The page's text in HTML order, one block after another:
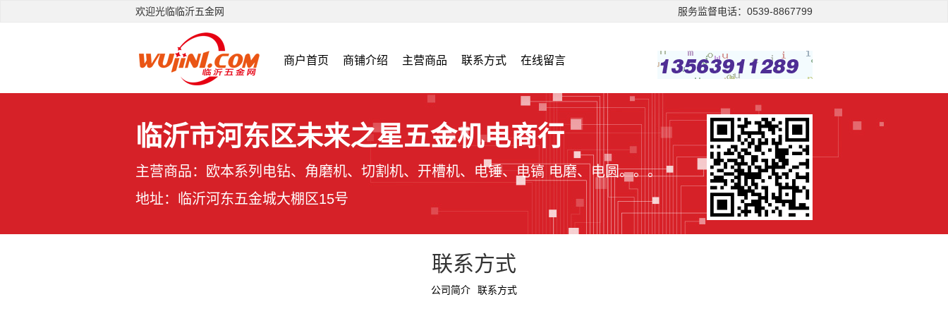
服务监督电话：0539-8867799
欢迎光临临沂五金网
商户首页 商铺介绍 主营商品 联系方式 在线留言
临沂市河东区未来之星五金机电商行
主营商品：欧本系列电钻、角磨机、切割机、开槽机、电锤、电镐 电磨、电圆。。。
地址：临沂河东五金城大棚区15号
联系方式
公司简介 联系方式